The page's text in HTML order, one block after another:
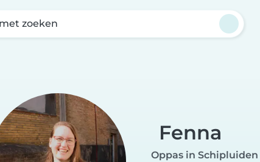
zoeken
Fenna
Oppas in Schipluiden